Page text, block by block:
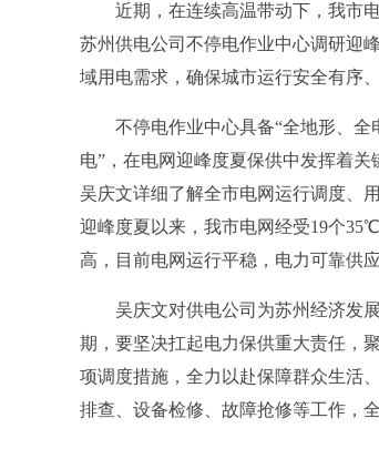
近期，在连续高温带动下，我市电
苏州供电公司不停电作业中心调研迎
域用电需求，确保城市运行安全有序
不停电作业中心具备“全地形、全
电”，在电网迎峰度夏保供中发挥着
吴庆文详细了解全市电网运行调度、
迎峰度夏以来，我市电网经受19个
高，目前电网运行平稳，电力可靠供应
吴庆文对供电公司为苏州经济发展
期，要坚决扛起电力保供重大责任，
项调度措施，全力以赴保障群众生活
排查、设备检修、故障抢修等工作，